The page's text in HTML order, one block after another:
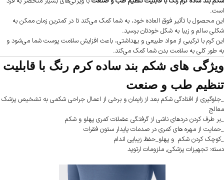
است.
این محصول با تأثیر فوق العاده خود، به شما کمک می‌کند تا در کمترین زمان ممکن به
شکلی سالم و زیبا به شکل خودتان برسید.
این کرم با ترکیبی از مواد طبیعی و بهداشتی، باعث افزایش سلامت پوست شما می‌شود و
به طور کلی به سلامت بدن شما کمک می‌کند.
ویژگی های شکم‌ بند ساده کرم رنگ با قابلیت
تنظیم طب و صنعت
_جلوگیری از افتادگی شکم بعد از زایمان و برخی از اعمال جراحی شکمی به تشخیص پزشک
معالج
_بر طرف کردن دردهای ناشی از گرفتگی عضلات کمری پهلو و شکم
_حمایت از مهره های کمری در صدمات پایدار ستون فقرات
_کوچک کردن شکم و پهلو_حفظ زیبایی اندام
دسته: تجهیزات پزشکی, ملزومات ارتوپد